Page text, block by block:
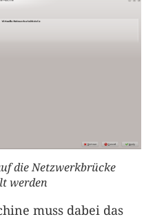
die Netzwerkbrücke
werden
muss dabei das